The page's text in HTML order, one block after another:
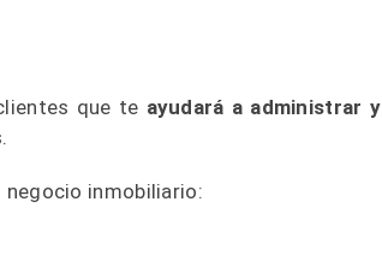
que te ayudará a administrar y
negocio inmobiliario: